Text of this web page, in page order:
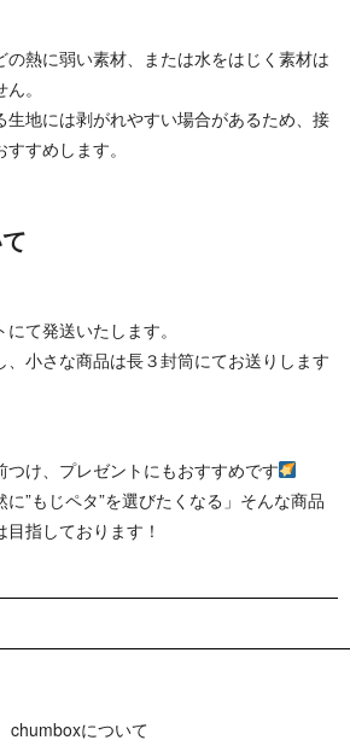
熱に弱い素材、または水をはじく素材は
。
生地には剥がれやすい場合があるため、接
すめします。
て発送いたします。
小さな商品は長３封筒にてお送りします
つけ、プレゼントにもおすすめです
に”もじペタ”を選びたくなる」そんな商品
指しております！
chumboxについて